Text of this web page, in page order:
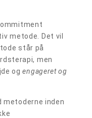
metode. Det vil
står på
men
ogengageret og
metoderne inden